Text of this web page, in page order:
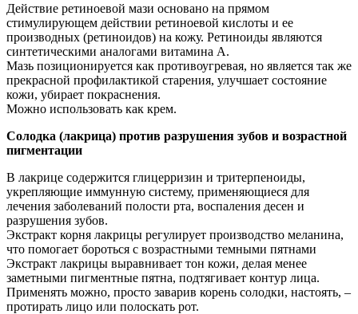
Действие ретиноевой мази основано на прямом
стимулирующем действии ретиноевой кислоты и ее
производных (ретиноидов) на кожу. Ретиноиды являются
синтетическими аналогами витамина А.
Мазь позиционируется как противоугревая, но является так же
прекрасной профилактикой старения, улучшает состояние
кожи, убирает покраснения.
Можно использовать как крем.
Солодка (лакрица) против разрушения зубов и возрастной
пигментации
В лакрице содержится глицерризин и тритерпеноиды,
укрепляющие иммунную систему, применяющиеся для
лечения заболеваний полости рта, воспаления десен и
разрушения зубов.
Экстракт корня лакрицы регулирует производство меланина,
что помогает бороться с возрастными темными пятнами
Экстракт лакрицы выравнивает тон кожи, делая менее
заметными пигментные пятна, подтягивает контур лица.
Применять можно, просто заварив корень солодки, настоять, –
протирать лицо или полоскать рот.